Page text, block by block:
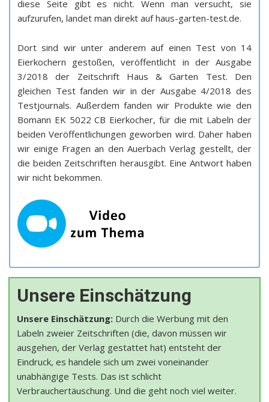
diese Seite gibt es nicht. Wenn man versucht, sie
aufzurufen, landet man direkt auf haus-garten-test.de.
Dort sind wir unter anderem auf einen Test von 14
Eierkochern gestoßen, veröffentlicht in der Ausgabe
3/2018 der Zeitschrift Haus & Garten Test. Den
gleichen Test fanden wir in der Ausgabe 4/2018 des
Testjournals. Außerdem fanden wir Produkte wie den
Bomann EK 5022 CB Eierkocher, für die mit Labeln der
beiden Veröffentlichungen geworben wird. Daher haben
wir einige Fragen an den Auerbach Verlag gestellt, der
die beiden Zeitschriften herausgibt. Eine Antwort haben
wir nicht bekommen.
Unsere Einschätzung
Unsere Einschätzung: Durch die Werbung mit den
Labeln zweier Zeitschriften (die, davon müssen wir
ausgehen, der Verlag gestattet hat) entsteht der
Eindruck, es handele sich um zwei voneinander
unabhängige Tests. Das ist schlicht
Verbrauchertäuschung. Und die geht noch viel weiter.